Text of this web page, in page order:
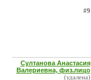
#9
Султанова Анастасия
Валериевна, физ.лицо
(удалена)